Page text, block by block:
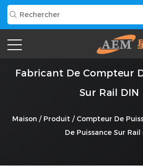
Fabricant De Compteur
Sur Rail DIN
Maison / Produit / Compteur De
De Puissance Sur Rail